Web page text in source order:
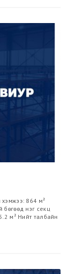
864 м²
бөгөөд нэг секц
м² Нийт талбайн